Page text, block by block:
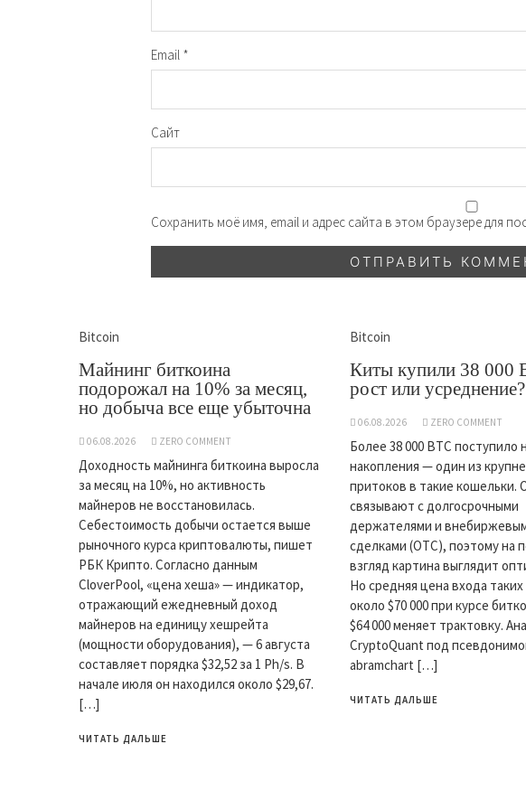
Email *
Сайт
Сохранить моё имя, email и адрес сайта в этом браузере для
Bitcoin
Майнинг биткоина
подорожал на 10% за месяц,
но добыча все еще убыточна
06.08.2026 ZERO COMMENT
Доходность майнинга биткоина выросла
за месяц на 10%, но активность
майнеров не восстановилась.
Себестоимость добычи остается выше
рыночного курса криптовалюты, пишет
РБК Крипто. Согласно данным
CloverPool, «цена хеша» — индикатор,
отражающий ежедневный доход
майнеров на единицу хешрейта
(мощности оборудования), — 6 августа
составляет порядка $32,52 за 1 Ph/s. В
начале июля он находился около $29,67.
[…]
ЧИТАТЬ ДАЛЬШЕ
Bitcoin
Киты купили 38 000
рост или усреднение?
06.08.2026 ZERO COMMENT
Более 38 000 BTC поступило
накопления — один из
притоков в такие кошельки.
связывают с долгосрочными
держателями и
сделками (OTC), поэтому на
взгляд картина выглядит
Но средняя цена входа
около $70 000 при курсе
$64 000 меняет трактовку.
CryptoQuant под
abramchart […]
ЧИТАТЬ ДАЛЬШЕ